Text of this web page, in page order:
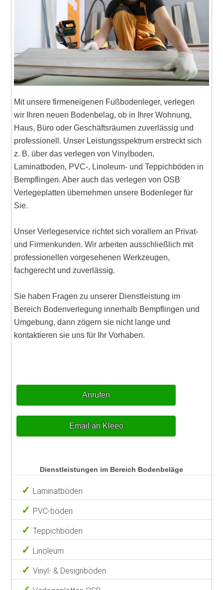
Mit unsere firmeneigenen Fußbodenleger, verlegen
wir Ihren neuen Bodenbelag, ob in Ihrer Wohnung,
Haus, Büro oder Geschäftsräumen zuverlässig und
professionell. Unser Leistungsspektrum erstreckt sich
z. B. über das verlegen von Vinylboden,
Laminatboden, PVC-, Linoleum- und Teppichböden in
Bempflingen. Aber auch das verlegen von OSB
Verlegeplatten übernehmen unsere Bodenleger für
Sie.
Unser Verlegeservice richtet sich vorallem an Privat-
und Firmenkunden. Wir arbeiten ausschließlich mit
professionellen vorgesehenen Werkzeugen,
fachgerecht und zuverlässig.
Sie haben Fragen zu unserer Dienstleistung im
Bereich Bodenverlegung innerhalb Bempflingen und
Umgebung, dann zögern sie nicht lange und
kontaktieren sie uns für Ihr Vorhaben.
Anrufen
Email an Kleeo
Dienstleistungen im Bereich Bodenbeläge
Laminatböden
PVC-böden
Teppichböden
Linoleum
Vinyl- & Designböden